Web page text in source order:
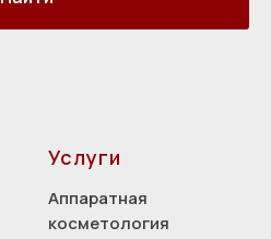
Услуги
Аппаратная
косметология